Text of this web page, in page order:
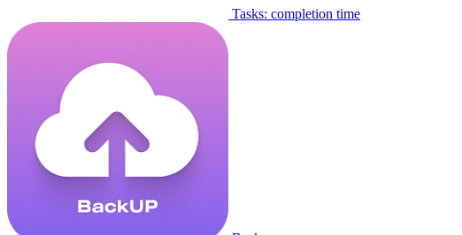
Tasks: completion time